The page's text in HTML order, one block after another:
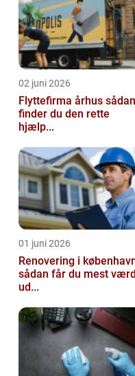
02 juni 2026
Flyttefirma århus sådan
finder du den rette
hjælp...
01 juni 2026
Renovering i
sådan får du mest
ud...